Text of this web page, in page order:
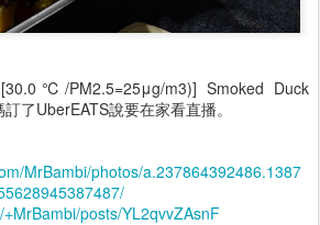
PM2.5=25μg/m3)] Smoked Duck
了UberEATS說要在家看直播。
MrBambi/photos/a.237864392486.1387
posts/YL2qvvZAsnF